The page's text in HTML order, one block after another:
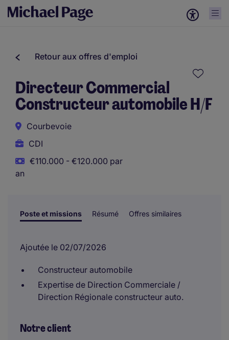
Retour aux offres d'emploi
Directeur Commercial
Constructeur automobile H/F
Courbevoie
CDI
€110.000 - €120.000 par
an
Poste et missions Résumé Offres similaires
Ajoutée le 02/07/2026
Constructeur automobile
Expertise de Direction Commerciale /
Direction Régionale constructeur auto.
Notre client